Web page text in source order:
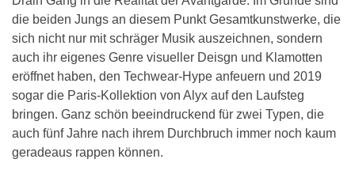
die beiden Jungs an diesem Punkt Gesamtkunstwerke, die
sich nicht nur mit schräger Musik auszeichnen, sondern
auch ihr eigenes Genre visueller Deisgn und Klamotten
eröffnet haben, den Techwear-Hype anfeuern und 2019
sogar die Paris-Kollektion von Alyx auf den Laufsteg
bringen. Ganz schön beeindruckend für zwei Typen, die
auch fünf Jahre nach ihrem Durchbruch immer noch kaum
geradeaus rappen können.